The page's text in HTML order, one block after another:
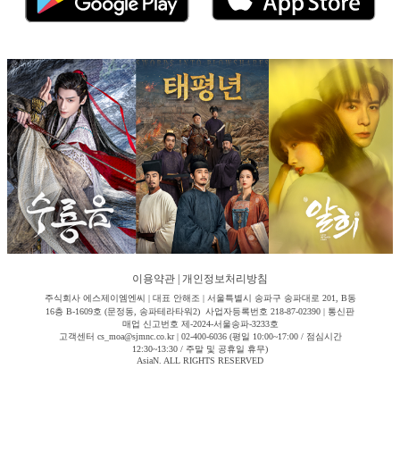
이용약관 개인정보처리방침
주식회사 에스제이엠엔씨 | 대표 안해조 | 서울특별시 송파구 송파대로 201, B동
16층 B-1609호 (문정동, 송파테라타워2) 사업자등록번호 218-87-02390 | 통신판
매업 신고번호 제-2024-서울송파-3233호
고객센터 cs_moa@sjmnc.co.kr | 02-400-6036 (평일 10:00~17:00 / 점심시간
12:30~13:30 / 주말 및 공휴일 휴무)
AsiaN. ALL RIGHTS RESERVED